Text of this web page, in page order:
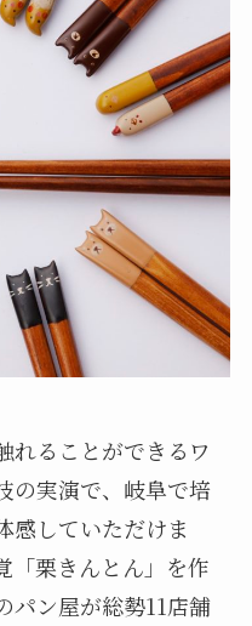
れることができるワ
の実演で、岐阜で培
感していただけま
「栗きんとん」を作
パン屋が総勢11店舗